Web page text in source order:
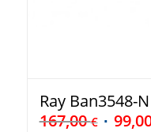
Ray Ban3548-
167,00€